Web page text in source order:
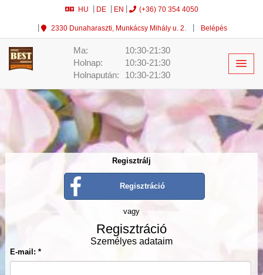
HU DE EN (+36) 70 354 4050
2330 Dunaharaszti, Munkácsy Mihály u. 2. Belépés
Ma:
10:30-21:30
Holnap:
10:30-21:30
Holnapután:
10:30-21:30
Regisztrálj
Regisztráció
vagy
Regisztráció
Személyes adataim
E-mail: *